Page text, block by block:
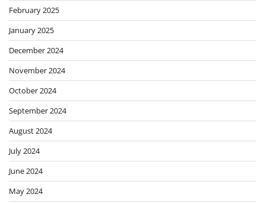
February 2025
January 2025
December 2024
November 2024
October 2024
September 2024
August 2024
July 2024
June 2024
May 2024